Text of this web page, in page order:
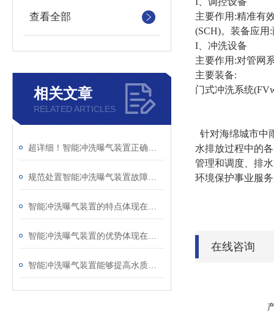
查看全部
相关文章
RELATED ARTICLES
主要作用:精准有
(SCH)。装备应
I、冲洗设备
主要作用:对管网
主要装备:
门式冲洗系统
针对海绵城市中
水排放过程中的
管理和调度、排
环境保护事业服
在线咨询